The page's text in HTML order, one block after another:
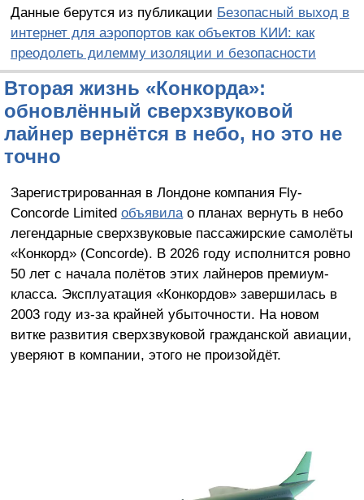
Данные берутся из публикации Безопасный выход в
интернет для аэропортов как объектов КИИ: как
преодолеть дилемму изоляции и безопасности
Вторая жизнь «Конкорда»:
обновлённый сверхзвуковой
лайнер вернётся в небо, но это не
точно
Зарегистрированная в Лондоне компания Fly-
Concorde Limited объявилао планах вернуть в небо
легендарные сверхзвуковые пассажирские самолёты
«Конкорд» (Concorde). В 2026 году исполнится ровно
50 лет с начала полётов этих лайнеров премиум-
класса. Эксплуатация «Конкордов» завершилась в
2003 году из-за крайней убыточности. На новом
витке развития сверхзвуковой гражданской авиации,
уверяют в компании, этого не произойдёт.